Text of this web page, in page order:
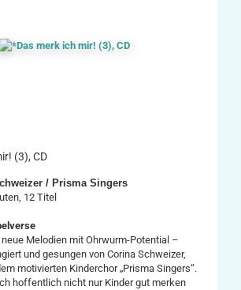
(3), CD
/ Prisma Singers
12 Titel
neue Melodien mit Ohrwurm-Potential –
und gesungen von Corina Schweizer,
motivierten Kinderchor „Prisma Singers“.
hoffentlich nicht nur Kinder gut merken